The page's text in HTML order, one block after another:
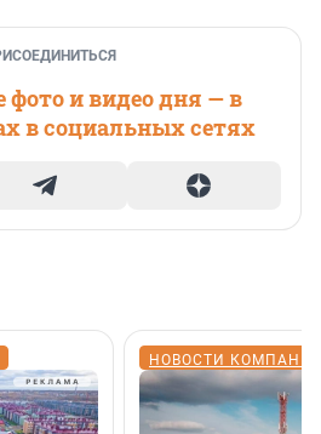
и видео дня — в
в социальных сетях
НОВОСТИ